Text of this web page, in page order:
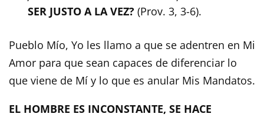
SER JUSTO A LA VEZ? (Prov. 3, 3-6).
Pueblo Mío, Yo les llamo a que se adentren en Mi
Amor para que sean capaces de diferenciar lo
que viene de Mí y lo que es anular Mis Mandatos.
EL HOMBRE ES INCONSTANTE, SE HACE